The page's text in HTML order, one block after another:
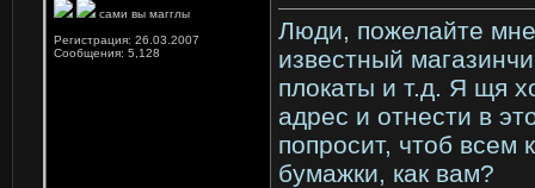
сами вы магглы
Регистрация: 26.03.2007
Сообщения: 5,128
Люди, пожелайте
известный
плокаты и т.д. Я щя
адрес и отнести в
попросит, чтоб всем
бумажки, как вам?